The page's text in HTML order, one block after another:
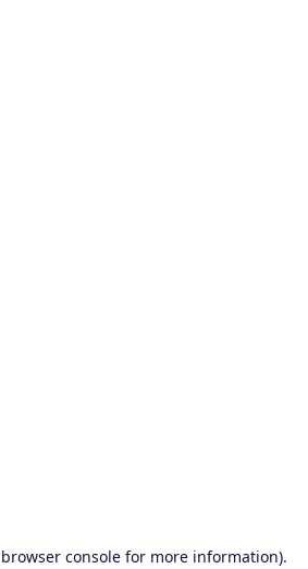
browser consolefor more information).